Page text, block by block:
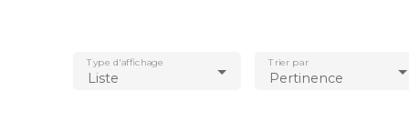
Liste
Type d'affichage
Pertinence
Trier par